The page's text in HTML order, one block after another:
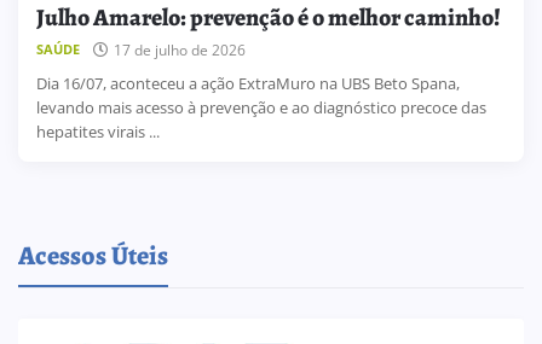
Julho Amarelo: prevenção é o melhor caminho!
SAÚDE 17 de julho de 2026
Dia 16/07, aconteceu a ação ExtraMuro na UBS Beto Spana,
levando mais acesso à prevenção e ao diagnóstico precoce das
hepatites virais ...
Acessos Úteis